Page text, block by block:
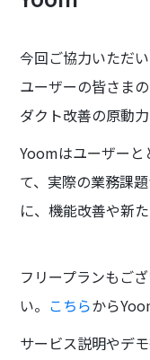
今回ご協力いただ
ユーザーの皆さま
ダクト改善の原動力
Yoomはユーザーと
て、実際の業務課
に、機能改善や新
フリープランもご
い。 こちらから
サービス説明やデ